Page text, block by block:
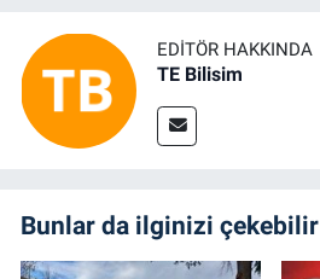
EDITÖR HAKKINDA
TE Bilisim
Bunlar da ilginizi çekebilir